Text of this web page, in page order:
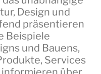
Design und
präsentieren
Beispiele
und Bauens,
Services